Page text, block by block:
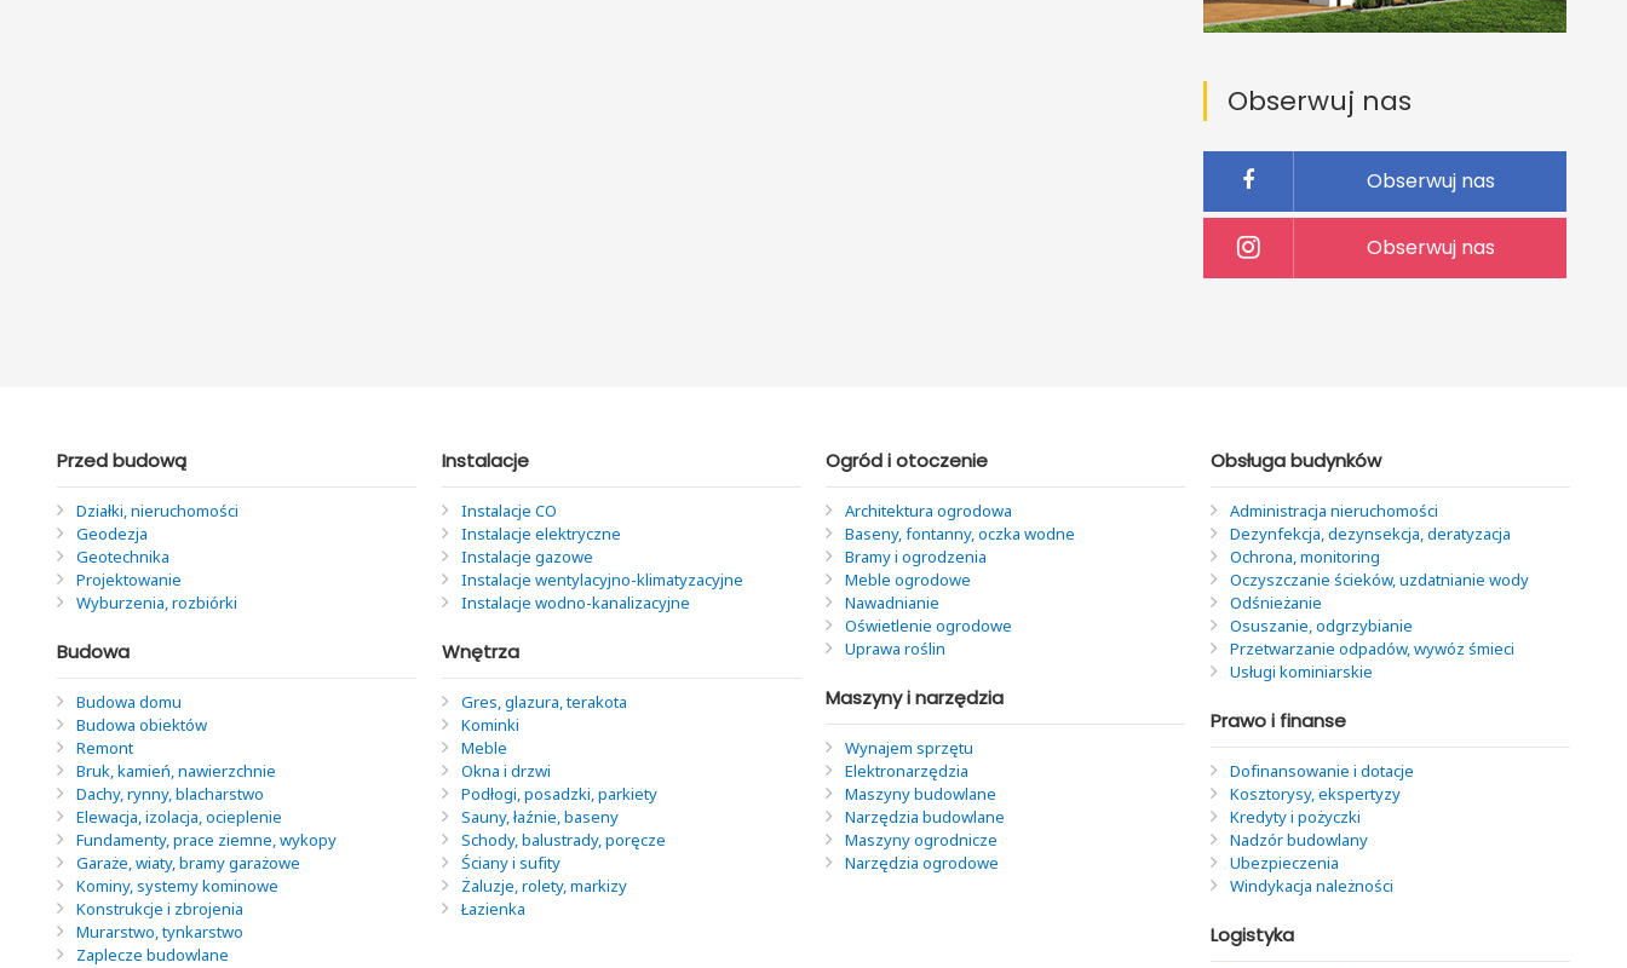
Obserwuj nas
Obserwuj nas
Obserwuj nas
Przed budową
Działki, nieruchomości
Geodezja
Geotechnika
Projektowanie
Wyburzenia, rozbiórki
Budowa
Budowa domu
Budowa obiektów
Remont
Bruk, kamień, nawierzchnie
Dachy, rynny, blacharstwo
Elewacja, izolacja, ocieplenie
Fundamenty, prace ziemne, wykopy
Garaże, wiaty, bramy garażowe
Kominy, systemy kominowe
Konstrukcje i zbrojenia
Murarstwo, tynkarstwo
Zaplecze budowlane
Instalacje
Instalacje CO
Instalacje elektryczne
Instalacje gazowe
Instalacje wentylacyjno-klimatyzacyjne
Instalacje wodno-kanalizacyjne
Wnętrza
Gres, glazura, terakota
Kominki
Meble
Okna i drzwi
Podłogi, posadzki, parkiety
Sauny, łaźnie, baseny
Schody, balustrady, poręcze
Ściany i sufity
Żaluzje, rolety, markizy
Łazienka
Ogród i otoczenie
Architektura ogrodowa
Baseny, fontanny, oczka wodne
Bramy i ogrodzenia
Meble ogrodowe
Nawadnianie
Oświetlenie ogrodowe
Uprawa roślin
Maszyny i narzędzia
Wynajem sprzętu
Elektronarzędzia
Maszyny budowlane
Narzędzia budowlane
Maszyny ogrodnicze
Narzędzia ogrodowe
Obsługa budynków
Administracja nieruchomości
Dezynfekcja, dezynsekcja, deratyzacja
Ochrona, monitoring
Oczyszczanie ścieków, uzdatnianie wody
Odśnieżanie
Osuszanie, odgrzybianie
Przetwarzanie odpadów, wywóz śmieci
Usługi kominiarskie
Prawo i finanse
Dofinansowanie i dotacje
Kosztorysy, ekspertyzy
Kredyty i pożyczki
Nadzór budowlany
Ubezpieczenia
Windykacja należności
Logistyka